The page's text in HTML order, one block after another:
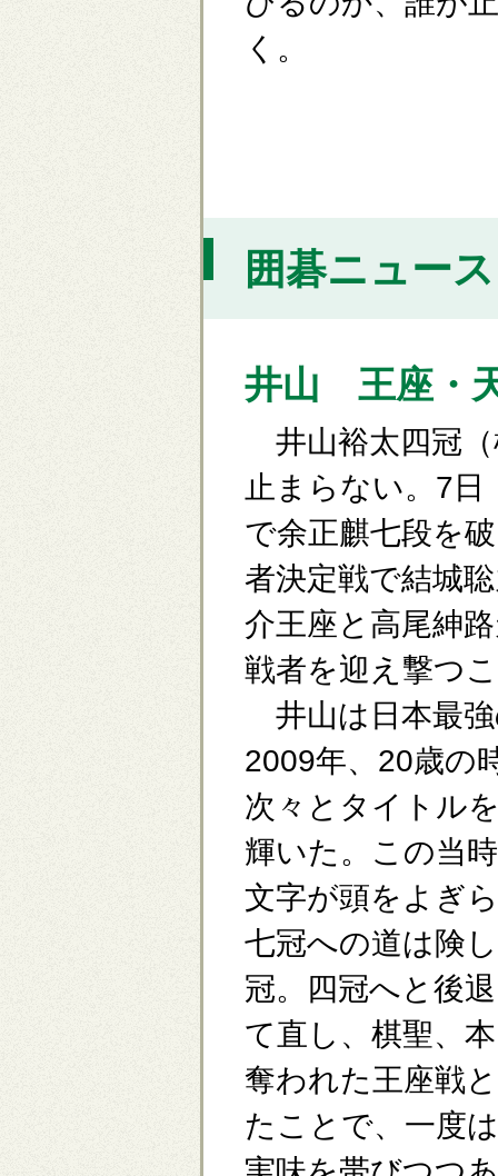
く。
囲碁ニュー
井山 王座・
井山裕太四冠（
止まらない。7
で余正麒七段を
者決定戦で結城
介王座と高尾紳
戦者を迎え撃つ
井山は日本最
2009年、20歳の
次々とタイトル
輝いた。この当
文字が頭をよぎ
七冠への道は険
冠。四冠へと後
て直し、棋聖、
奪われた王座戦
たことで、一度